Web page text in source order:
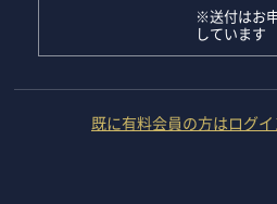
※送付はお
しています
既に有料会員の方はログ